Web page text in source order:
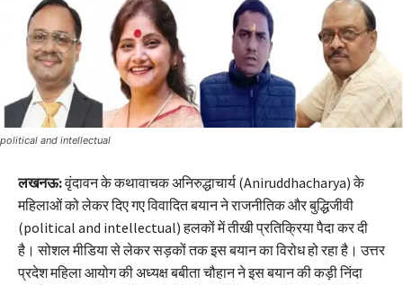
political and intellectual
लखनऊ:वृंदावन के कथावाचक अनिरुद्धाचार्य (Aniruddhacharya) के
महिलाओं को लेकर दिए गए विवादित बयान ने राजनीतिक और बुद्धिजीवी
(political and intellectual) हलकों में तीखी प्रतिक्रिया पैदा कर दी
है। सोशल मीडिया से लेकर सड़कों तक इस बयान का विरोध हो रहा है। उत्तर
प्रदेश महिला आयोग की अध्यक्ष बबीता चौहान ने इस बयान की कड़ी निंदा